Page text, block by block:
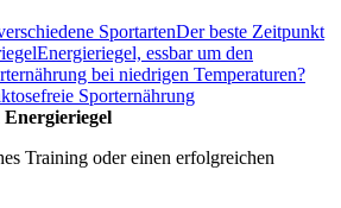
SportartenDer beste Zeitpunkt
Energieriegel, essbar um den
bei niedrigen Temperaturen?
Sporternährung
Energieriegel
Training oder einen erfolgreichen